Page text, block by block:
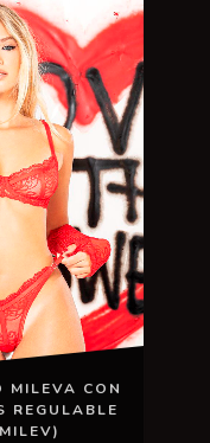
MILEVA CON
REGULABLE